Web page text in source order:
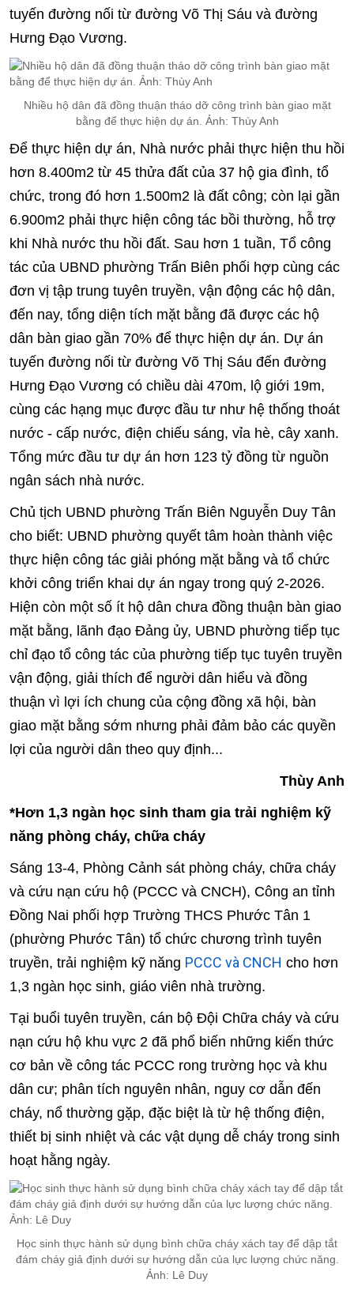
tuyến đường nối từ đường Võ Thị Sáu và đường
Hưng Đạo Vương.
Nhiều hộ dân đã đồng thuận tháo dỡ công trình bàn giao mặt
bằng để thực hiện dự án. Ảnh: Thùy Anh
Để thực hiện dự án, Nhà nước phải thực hiện thu hồi
hơn 8.400m2 từ 45 thửa đất của 37 hộ gia đình, tổ
chức, trong đó hơn 1.500m2 là đất công; còn lại gần
6.900m2 phải thực hiện công tác bồi thường, hỗ trợ
khi Nhà nước thu hồi đất. Sau hơn 1 tuần, Tổ công
tác của UBND phường Trấn Biên phối hợp cùng các
đơn vị tập trung tuyên truyền, vận động các hộ dân,
đến nay, tổng diện tích mặt bằng đã được các hộ
dân bàn giao gần 70% để thực hiện dự án. Dự án
tuyến đường nối từ đường Võ Thị Sáu đến đường
Hưng Đạo Vương có chiều dài 470m, lộ giới 19m,
cùng các hạng mục được đầu tư như hệ thống thoát
nước - cấp nước, điện chiếu sáng, vỉa hè, cây xanh.
Tổng mức đầu tư dự án hơn 123 tỷ đồng từ nguồn
ngân sách nhà nước.
Chủ tịch UBND phường Trấn Biên Nguyễn Duy Tân
cho biết: UBND phường quyết tâm hoàn thành việc
thực hiện công tác giải phóng mặt bằng và tổ chức
khởi công triển khai dự án ngay trong quý 2-2026.
Hiện còn một số ít hộ dân chưa đồng thuận bàn giao
mặt bằng, lãnh đạo Đảng ủy, UBND phường tiếp tục
chỉ đạo tổ công tác của phường tiếp tục tuyên truyền
vận động, giải thích để người dân hiểu và đồng
thuận vì lợi ích chung của cộng đồng xã hội, bàn
giao mặt bằng sớm nhưng phải đảm bảo các quyền
lợi của người dân theo quy định...
Thùy Anh
*Hơn 1,3 ngàn học sinh tham gia trải nghiệm kỹ
năng phòng cháy, chữa cháy
Sáng 13-4, Phòng Cảnh sát phòng cháy, chữa cháy
và cứu nạn cứu hộ (PCCC và CNCH), Công an tỉnh
Đồng Nai phối hợp Trường THCS Phước Tân 1
(phường Phước Tân) tổ chức chương trình tuyên
truyền, trải nghiệm kỹ năng PCCC và CNCH cho hơn
1,3 ngàn học sinh, giáo viên nhà trường.
Tại buổi tuyên truyền, cán bộ Đội Chữa cháy và cứu
nạn cứu hộ khu vực 2 đã phổ biến những kiến thức
cơ bản về công tác PCCC rong trường học và khu
dân cư; phân tích nguyên nhân, nguy cơ dẫn đến
cháy, nổ thường gặp, đặc biệt là từ hệ thống điện,
thiết bị sinh nhiệt và các vật dụng dễ cháy trong sinh
hoạt hằng ngày.
Học sinh thực hành sử dụng bình chữa cháy xách tay để dập tắt
đám cháy giả định dưới sự hướng dẫn của lực lượng chức năng.
Ảnh: Lê Duy